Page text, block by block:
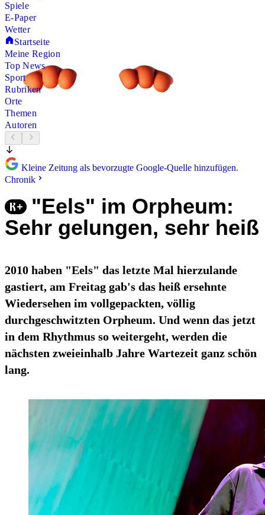
Spiele
E-Paper
Wetter
Startseite
Meine Region
Top News
Sport
Rubriken
Orte
Themen
Autoren
Kleine Zeitung als bevorzugte Google-Quelle hinzufügen.
Chronik
"Eels" im Orpheum:
Sehr gelungen, sehr heiß
2010 haben "Eels" das letzte Mal hierzulande
gastiert, am Freitag gab's das heiß ersehnte
Wiedersehen im vollgepackten, völlig
durchgeschwitzten Orpheum. Und wenn das jetzt
in dem Rhythmus so weitergeht, werden die
nächsten zweieinhalb Jahre Wartezeit ganz schön
lang.